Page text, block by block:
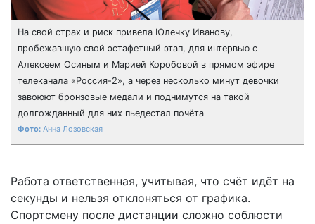
На свой страх и риск привела Юлечку Иванову,
пробежавшую свой эстафетный этап, для интервью с
Алексеем Осиным и Марией Коробовой в прямом эфире
телеканала «Россия-2», а через несколько минут девочки
завоюют бронзовые медали и поднимутся на такой
долгожданный для них пьедестал почёта
Анна Лозовская
Работа ответственная, учитывая, что счёт идёт на
секунды и нельзя отклоняться от графика.
Спортсмену после дистанции сложно соблюсти